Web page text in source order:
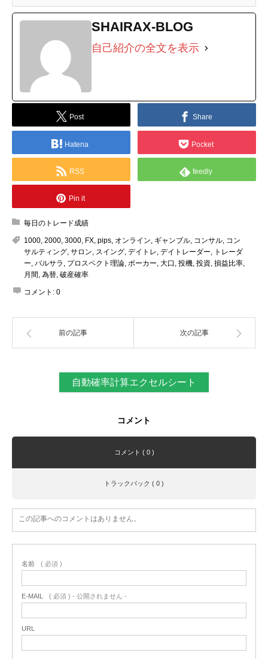
SHAIRAX-BLOG
自己紹介の全文を表示
Post Share
Hatena Pocket
RSS feedly
Pin it
毎日のトレード成績
1000 2000 3000 FX pips オンライン ギャンブル コンサル コン
サルティング サロン スイング デイトレ デイトレーダー
トレーダ
ー バルサラ プロスペクト理論 ポーカー 大口 投機 投資 損益比率
月間 為替 破産確率
コメント: 0
前の記事 次の記事
自動確率計算エクセルシート
コメント
コメント ( 0 )
トラックバック ( 0 )
この記事へのコメントはありません。
名前 ( 必須 )
E-MAIL ( 必須 ) - 公開されません -
URL